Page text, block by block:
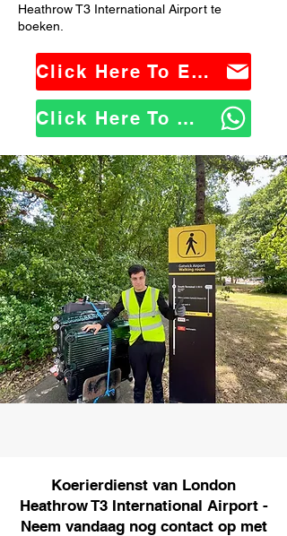
Heathrow T3 International Airport te
boeken.
Click Here To Email Us
Click Here To WhatsApp Us
Koerierdienst van London
Heathrow T3 International Airport -
Neem vandaag nog contact op met